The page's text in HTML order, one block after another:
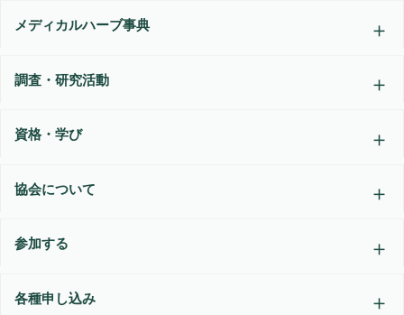
メディカルハーブ事典
調査・研究活動
資格・学び
協会について
参加する
各種申し込み